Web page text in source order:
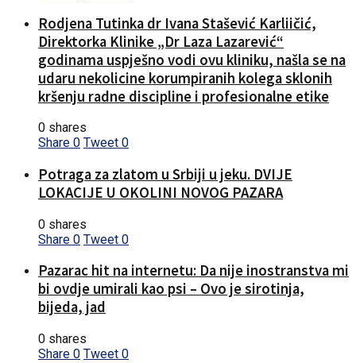
Rodjena Tutinka dr Ivana Stašević Karliičić,
Direktorka Klinike „Dr Laza Lazarević“
godinama uspješno vodi ovu kliniku, našla se na
udaru nekolicine korumpiranih kolega sklonih
kršenju radne discipline i profesionalne etike
0 shares
Share 0 Tweet 0
Potraga za zlatom u Srbiji u jeku. DVIJE
LOKACIJE U OKOLINI NOVOG PAZARA
0 shares
Share 0 Tweet 0
Pazarac hit na internetu: Da nije inostranstva mi
bi ovdje umirali kao psi – Ovo je sirotinja,
bijeda, jad
0 shares
Share 0 Tweet 0